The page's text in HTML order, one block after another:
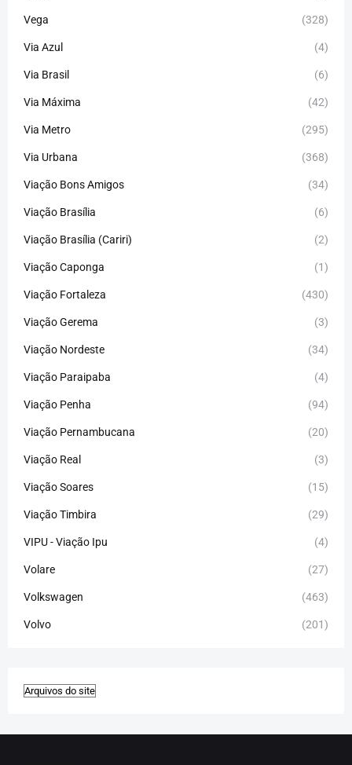
Vega (328)
Via Azul (4)
Via Brasil (6)
Via Máxima (42)
Via Metro (295)
Via Urbana (368)
Viação Bons Amigos (34)
Viação Brasília (6)
Viação Brasília (Cariri) (2)
Viação Caponga (1)
Viação Fortaleza (430)
Viação Gerema (3)
Viação Nordeste (34)
Viação Paraipaba (4)
Viação Penha (94)
Viação Pernambucana (20)
Viação Real (3)
Viação Soares (15)
Viação Timbira (29)
VIPU - Viação Ipu (4)
Volare (27)
Volkswagen (463)
Volvo (201)